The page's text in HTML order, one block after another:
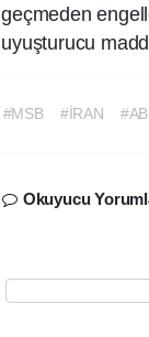
geçmeden
uyuşturucu
#MSB #İRAN
Okuyucu